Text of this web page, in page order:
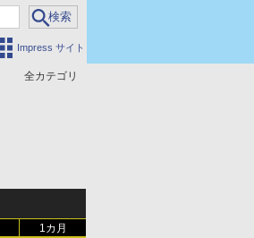
Impress サイト
全カテゴリ
1カ月